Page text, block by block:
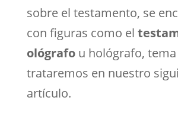
sobre el testamento, se
con figuras como el
ológrafo u hológrafo,
trataremos en nuestro
artículo.